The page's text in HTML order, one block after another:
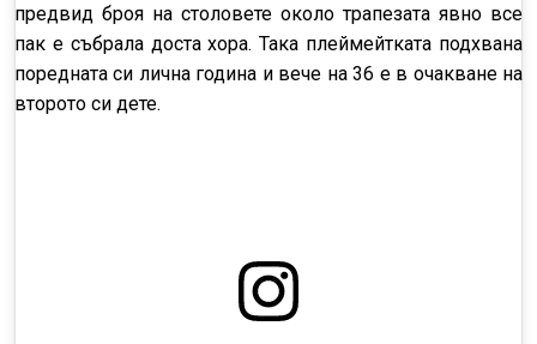
предвид броя на столовете около трапезата явно все
пак е събрала доста хора. Така плеймейтката подхвана
поредната си лична година и вече на 36 е в очакване на
второто си дете.